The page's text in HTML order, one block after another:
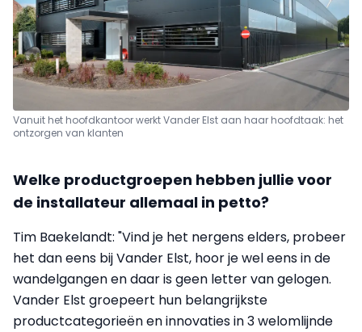
Vanuit het hoofdkantoor werkt Vander Elst aan haar hoofdtaak: het
ontzorgen van klanten
Welke productgroepen hebben jullie voor
de installateur allemaal in petto?
Tim Baekelandt: "Vind je het nergens elders, probeer
het dan eens bij Vander Elst, hoor je wel eens in de
wandelgangen en daar is geen letter van gelogen.
Vander Elst groepeert hun belangrijkste
productcategorieën en innovaties in 3 welomlijnde